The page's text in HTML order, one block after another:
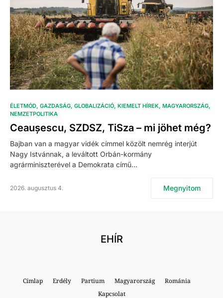
ÉLETMÓD GAZDASÁG GLOBALIZÁCIÓ KIEMELT HÍREK MAGYARORSZÁG
NEMZETPOLITIKA
Ceaușescu, SZDSZ, TiSza – mi jöhet még?
Bajban van a magyar vidék címmel közölt nemrég interjút
Nagy Istvánnak, a leváltott Orbán-kormány
agrárminiszterével a Demokrata című…
2026. augusztus 4. Megnyitom
EHÍR
Címlap Erdély Partium Magyarország
Románia
Kapcsolat